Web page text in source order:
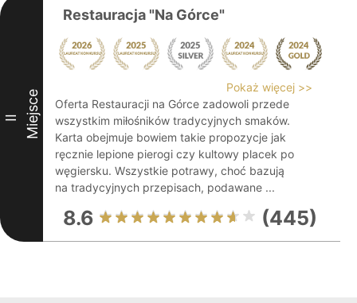
II Miejsce
Restauracja "Na Górce"
Pokaż więcej >>
Oferta Restauracji na Górce zadowoli przede
wszystkim miłośników tradycyjnych smaków.
Karta obejmuje bowiem takie propozycje jak
ręcznie lepione pierogi czy kultowy placek po
węgiersku. Wszystkie potrawy, choć bazują
na tradycyjnych przepisach, podawane ...
8.6 (445)